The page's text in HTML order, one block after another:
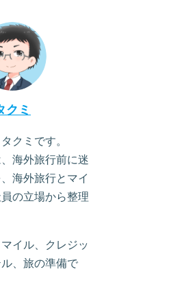
クミ
クミです。
海外旅行前に迷
海外旅行とマイ
の立場から整理
イル、クレジッ
、旅の準備で